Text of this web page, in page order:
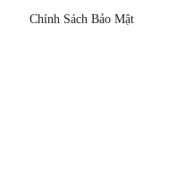
Chính Sách Bảo Mật